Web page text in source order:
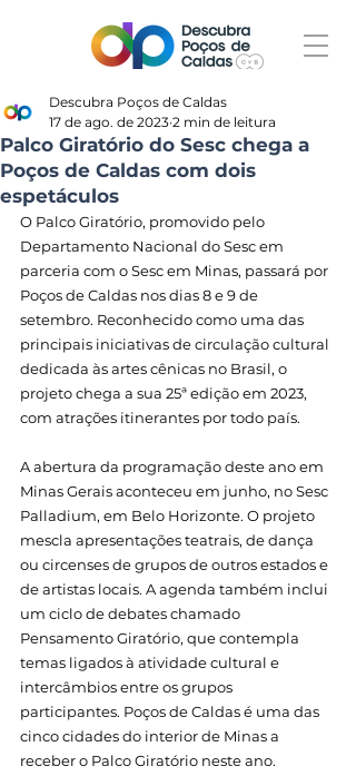
Palco Giratório do Sesc chega a
Poços de Caldas com dois
espetáculos
Descubra Poços de Caldas
17 de ago. de 2023 2 min de leitura
O Palco Giratório, promovido pelo
Departamento Nacional do Sesc em
parceria com o Sesc em Minas, passará por
Poços de Caldas nos dias 8 e 9 de
setembro. Reconhecido como uma das
principais iniciativas de circulação cultural
dedicada às artes cênicas no Brasil, o
projeto chega a sua 25ª edição em 2023,
com atrações itinerantes por todo país.
A abertura da programação deste ano em
Minas Gerais aconteceu em junho, no Sesc
Palladium, em Belo Horizonte. O projeto
mescla apresentações teatrais, de dança
ou circenses de grupos de outros estados e
de artistas locais. A agenda também inclui
um ciclo de debates chamado
Pensamento Giratório, que contempla
temas ligados à atividade cultural e
intercâmbios entre os grupos
participantes. Poços de Caldas é uma das
cinco cidades do interior de Minas a
receber o Palco Giratório neste ano.